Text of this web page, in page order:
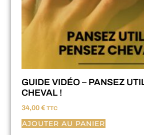
GUIDE VIDÉO – PANSEZ
CHEVAL !
34,00 € TTC
AJOUTER AU PANIER